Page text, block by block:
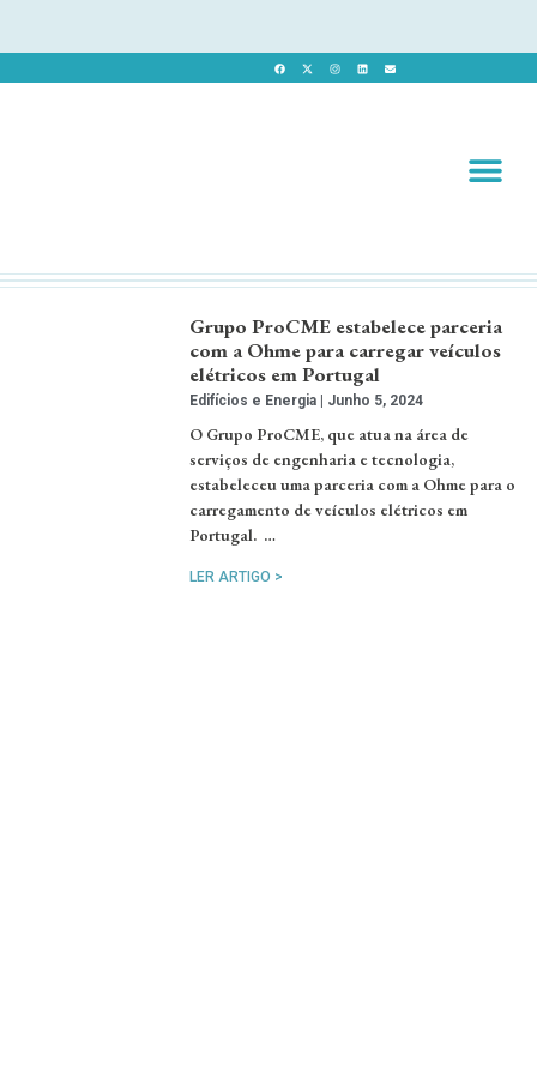
Grupo ProCME estabelece parceria
com a Ohme para carregar veículos
elétricos em Portugal
Edifícios e Energia Junho 5, 2024
O Grupo ProCME, que atua na área de
serviços de engenharia e tecnologia,
estabeleceu uma parceria com a Ohme para o
carregamento de veículos elétricos em
Portugal. …
LER ARTIGO >